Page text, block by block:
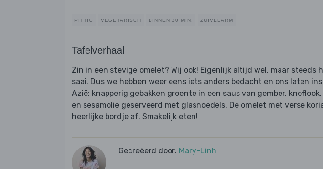
PITTIG VEGETARISCH BINNEN 30 MIN. ZUIVELARM
Tafelverhaal
Zin in een stevige omelet? Wij ook! Eigenlijk altijd wel, maar steeds
saai. Dus we hebben weer eens iets anders bedacht en ons laten
Azië: knapperig gebakken groente in een saus van gember,
en sesamolie geserveerd met glasnoedels. De omelet met verse
heerlijke bordje af. Smakelijk eten!
Gecreëerd door: Mary-Linh